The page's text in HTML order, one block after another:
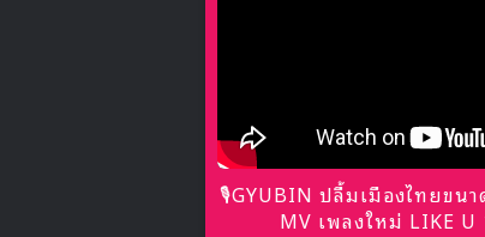
🎙GYUBIN ปลื้มเมืองไทยขน
MV เพลงใหม่ LIKE